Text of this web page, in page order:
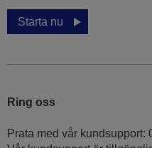
Starta nu
Ring oss
Prata med vår kundsupport: